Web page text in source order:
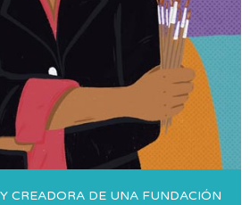
CREADORA DE UNA FUNDACIÓN